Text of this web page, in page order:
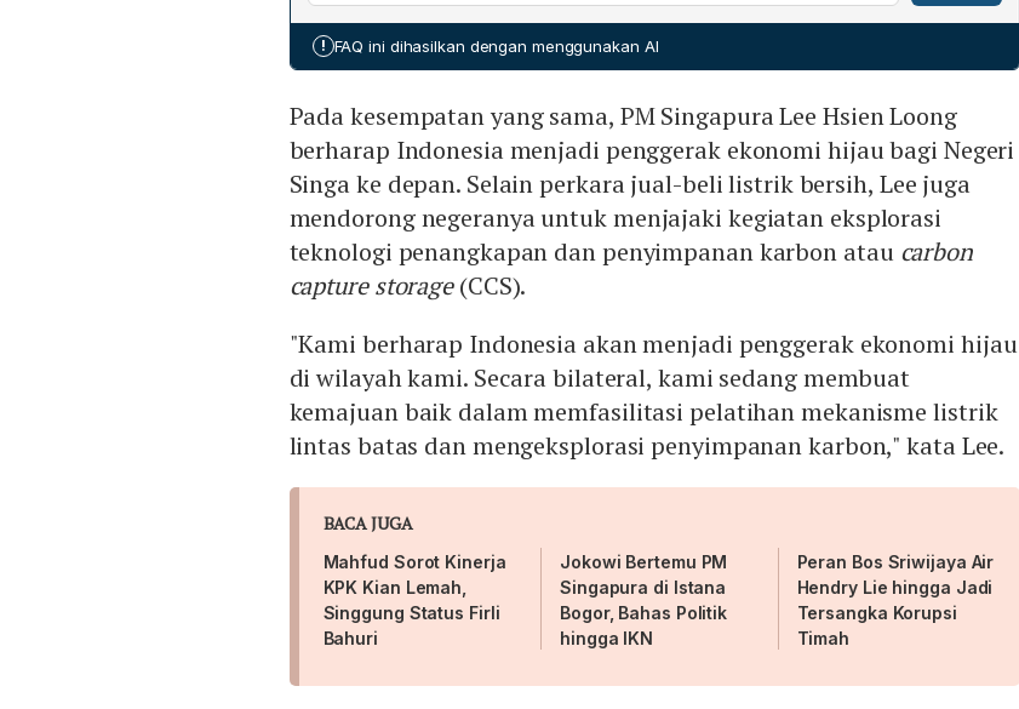
pemanfaatan bersama jaringan tenaga listrik untuk transaksi lintas negara.
Pte Ltd dalam proyek PLTS senilai US$64 juta (sekitar Rp1,03 triliun). Proyek memiliki
24 MW, dengan pembagian saham 51% untuk PLN Nusantara Renewables dan 49%
! FAQ ini dihasilkan dengan menggunakan AI
Pada kesempatan yang sama, PM Singapura Lee Hsien Loong
berharap Indonesia menjadi penggerak ekonomi hijau bagi Negeri
Singa ke depan. Selain perkara jual-beli listrik bersih, Lee juga
mendorong negeranya untuk menjajaki kegiatan eksplorasi
teknologi penangkapan dan penyimpanan karbon atau carbon
capture storage(CCS).
"Kami berharap Indonesia akan menjadi penggerak ekonomi hijau
di wilayah kami. Secara bilateral, kami sedang membuat
kemajuan baik dalam memfasilitasi pelatihan mekanisme listrik
lintas batas dan mengeksplorasi penyimpanan karbon," kata Lee.
BACA JUGA
Mahfud Sorot Kinerja
KPK Kian Lemah,
Singgung Status Firli
Bahuri
Jokowi Bertemu PM
Singapura di Istana
Bogor, Bahas Politik
hingga IKN
Peran Bos Sriwijaya Air
Hendry Lie hingga Jadi
Tersangka Korupsi
Timah